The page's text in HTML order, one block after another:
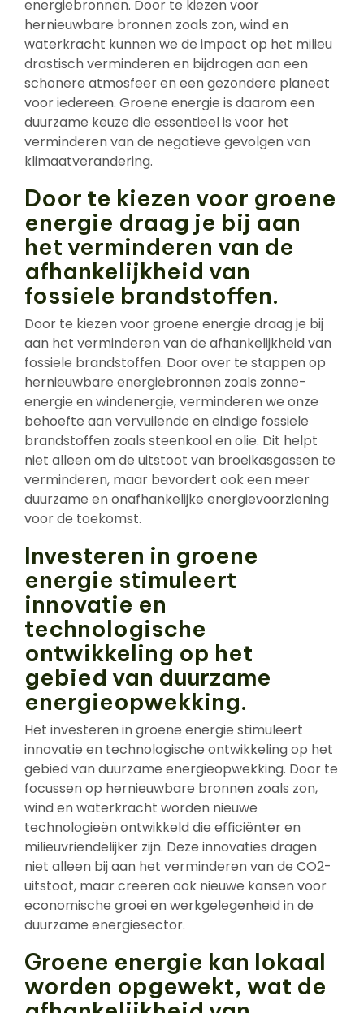
energiebronnen. Door te kiezen voor
hernieuwbare bronnen zoals zon, wind en
waterkracht kunnen we de impact op het milieu
drastisch verminderen en bijdragen aan een
schonere atmosfeer en een gezondere planeet
voor iedereen. Groene energie is daarom een
duurzame keuze die essentieel is voor het
verminderen van de negatieve gevolgen van
klimaatverandering.
Door te kiezen voor groene
energie draag je bij aan
het verminderen van de
afhankelijkheid van
fossiele brandstoffen.
Door te kiezen voor groene energie draag je bij
aan het verminderen van de afhankelijkheid van
fossiele brandstoffen. Door over te stappen op
hernieuwbare energiebronnen zoals zonne-
energie en windenergie, verminderen we onze
behoefte aan vervuilende en eindige fossiele
brandstoffen zoals steenkool en olie. Dit helpt
niet alleen om de uitstoot van broeikasgassen te
verminderen, maar bevordert ook een meer
duurzame en onafhankelijke energievoorziening
voor de toekomst.
Investeren in groene
energie stimuleert
innovatie en
technologische
ontwikkeling op het
gebied van duurzame
energieopwekking.
Het investeren in groene energie stimuleert
innovatie en technologische ontwikkeling op het
gebied van duurzame energieopwekking. Door te
focussen op hernieuwbare bronnen zoals zon,
wind en waterkracht worden nieuwe
technologieën ontwikkeld die efficiënter en
milieuvriendelijker zijn. Deze innovaties dragen
niet alleen bij aan het verminderen van de CO2-
uitstoot, maar creëren ook nieuwe kansen voor
economische groei en werkgelegenheid in de
duurzame energiesector.
Groene energie kan lokaal
worden opgewekt, wat de